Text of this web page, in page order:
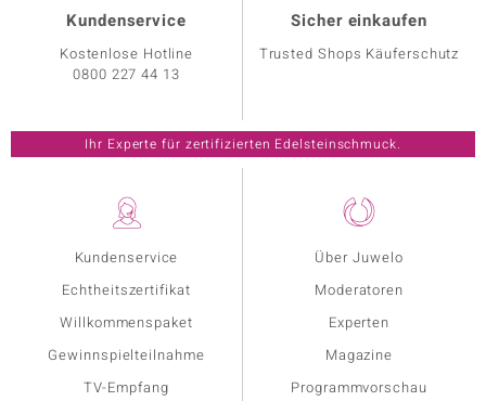
Kundenservice
Echtheitszertifikat
Willkommenspaket
Gewinnspielteilnahme
TV-Empfang
Über Juwelo
Moderatoren
Experten
Magazine
Programmvorschau
Kundenservice
Kostenlose Hotline
0800 227 44 13
Sicher einkaufen
Trusted Shops Käuferschutz
Ihr Experte für zertifizierten Edelsteinschmuck.